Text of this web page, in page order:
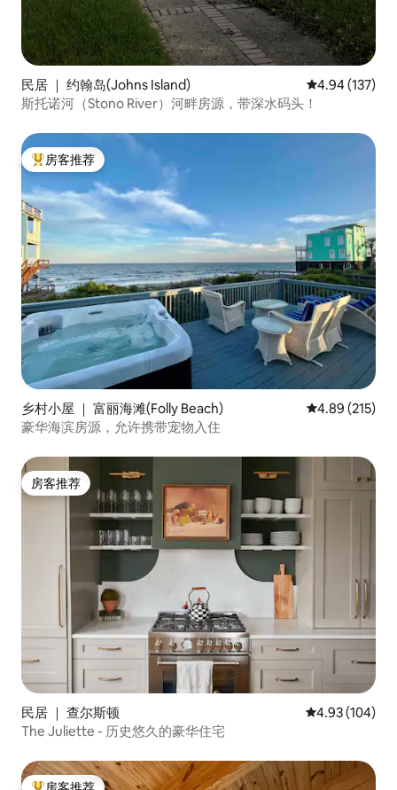
民居 ｜ 约翰岛(Johns Island) 平均评分 4.94
4.94 (137)
斯托诺河（Stono River）河畔房源，带深水码头！
热门「房客推荐」
房客推荐
乡村小屋 ｜ 富丽海滩(Folly Beach) 平均评分 4.89
4.89 (215)
豪华海滨房源，允许携带宠物入住
房客推荐
房客推荐
民居 ｜ 查尔斯顿 平均评分 4.93
4.93 (104)
The Juliette - 历史悠久的豪华住宅